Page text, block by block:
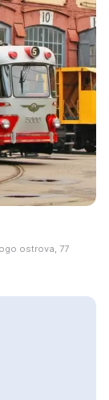
ostrova, 77